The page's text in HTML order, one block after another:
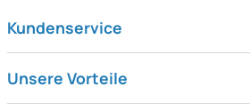
Kundenservice
Unsere Vorteile